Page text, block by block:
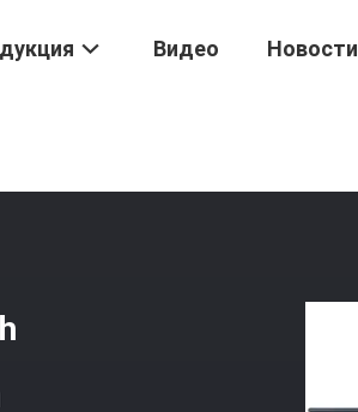
Видео Новости